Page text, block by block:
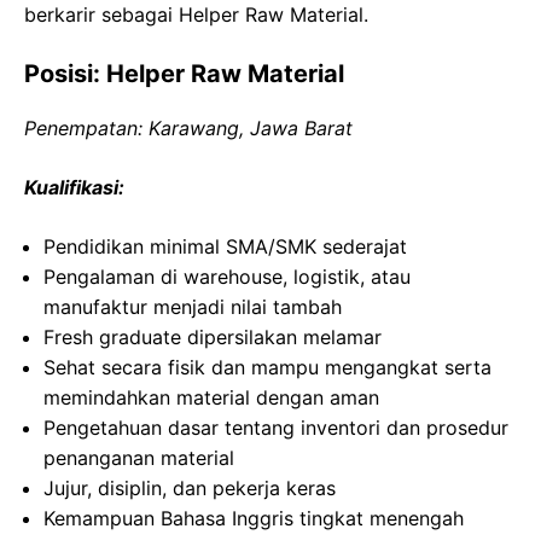
berkarir sebagai Helper Raw Material.
Posisi: Helper Raw Material
Penempatan: Karawang, Jawa Barat
Kualifikasi:
Pendidikan minimal SMA/SMK sederajat
Pengalaman di warehouse, logistik, atau
manufaktur menjadi nilai tambah
Fresh graduate dipersilakan melamar
Sehat secara fisik dan mampu mengangkat serta
memindahkan material dengan aman
Pengetahuan dasar tentang inventori dan prosedur
penanganan material
Jujur, disiplin, dan pekerja keras
Kemampuan Bahasa Inggris tingkat menengah